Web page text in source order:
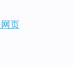
页